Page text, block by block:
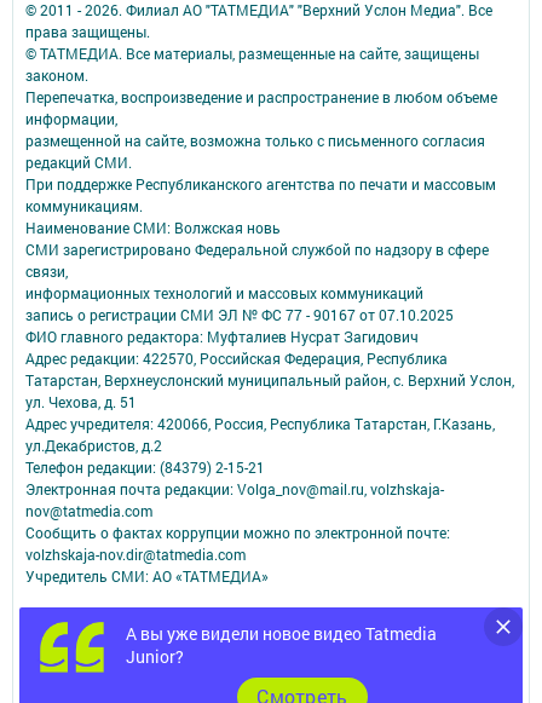
А вы уже видели новое видео Tatmedia
Junior?
Cмотреть
© 2011 - 2026. Филиал АО "ТАТМЕДИА" "Верхний Услон Медиа". Все
права защищены.
© ТАТМЕДИА. Все материалы, размещенные на сайте, защищены
законом.
Перепечатка, воспроизведение и распространение в любом объеме
информации,
размещенной на сайте, возможна только с письменного согласия
редакций СМИ.
При поддержке Республиканского агентства по печати и массовым
коммуникациям.
Наименование СМИ: Волжская новь
СМИ зарегистрировано Федеральной службой по надзору в сфере
связи,
информационных технологий и массовых коммуникаций
запись о регистрации СМИ ЭЛ № ФС 77 - 90167 от 07.10.2025
ФИО главного редактора: Муфталиев Нусрат Загидович
Адрес редакции: 422570, Российская Федерация, Республика
Татарстан, Верхнеуслонский муниципальный район, с. Верхний Услон,
ул. Чехова, д. 51
Адрес учредителя: 420066, Россия, Республика Татарстан, Г.Казань,
ул.Декабристов, д.2
Телефон редакции: (84379) 2-15-21
Электронная почта редакции: Volga_nov@mail.ru, volzhskaja-
nov@tatmedia.com
Сообщить о фактах коррупции можно по электронной почте:
volzhskaja-nov.dir@tatmedia.com
Учредитель СМИ: АО «ТАТМЕДИА»
Антикоррупционная политика
АО «ТАТМЕДИА» использует «cookie»для персонализации сервисов и
удобства пользователей сайтом.
Использование «cookie» можно отменить в настройках браузера.